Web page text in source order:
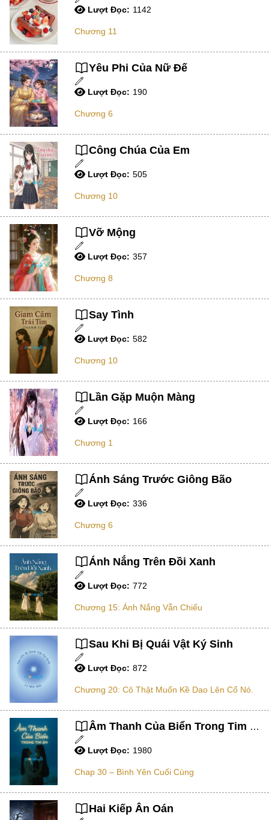
Vô Tri
Học Đường
Điền Văn
Thanh Xuân Vườn Trường
Cưới Trước Yêu Sau
Đam Mỹ
Không CP
Hành Động
Gương Vỡ Lại Lành
Phương Đông
Dị Năng
Showbiz
Ngược Nữ
Ngược Nam
Tiên Hiệp
Khác
Niên Đại
Cường Thủ Hào Đoạt
Trinh Thám
Ngược Luyến Tàn Tâm
Thức Tỉnh Nhân Vật
Học Bá
OE
Bình Luận Cốt Truyện
SE
Mạt Thế
Phiêu Lưu
Hoán Đổi Thân Xác
Đọc Tâm
Mỹ Thực
Phép Thuật
Nhân Thú
Quy Tắc
Truyền Cảm Hứng
BE
Huyền Ảo/Kỳ Ảo
Gả Thay
Bách Hợp
Lượt Đọc: 1142
Chương 11
Yêu Phi Của Nữ Đế
Lượt Đọc: 190
Chương 6
Công Chúa Của Em
Lượt Đọc: 505
Chương 10
Vỡ Mộng
Lượt Đọc: 357
Chương 8
Say Tình
Lượt Đọc: 582
Chương 10
Lần Gặp Muộn Màng
Lượt Đọc: 166
Chương 1
Ánh Sáng Trước Giông Bão
Lượt Đọc: 336
Chương 6
Ánh Nắng Trên Đồi Xanh
Lượt Đọc: 772
Chương 15: Ánh Nắng Vẫn Chiếu
Sau Khi Bị Quái Vật Ký Sinh
Lượt Đọc: 872
Chương 20: Cô Thật Muốn Kề Dao Lên Cổ Nó.
Âm Thanh Của Biển Trong Tim Em
Lượt Đọc: 1980
Chap 30 – Bình Yên Cuối Cùng
Hai Kiếp Ân Oán